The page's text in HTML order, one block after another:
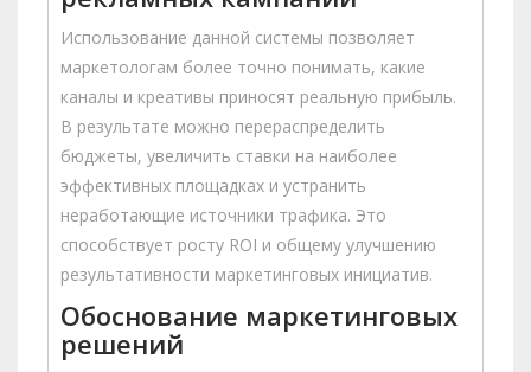
Использование данной системы позволяет
маркетологам более точно понимать, какие
каналы и креативы приносят реальную прибыль.
В результате можно перераспределить
бюджеты, увеличить ставки на наиболее
эффективных площадках и устранить
неработающие источники трафика. Это
способствует росту ROI и общему улучшению
результативности маркетинговых инициатив.
Обоснование маркетинговых
решений